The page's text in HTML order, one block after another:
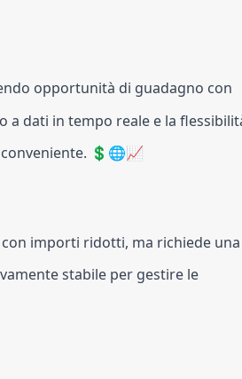
opportunità di guadagno con
a dati in tempo reale e la
💲🌐📈
importi ridotti, ma richiede una
stabile per gestire le